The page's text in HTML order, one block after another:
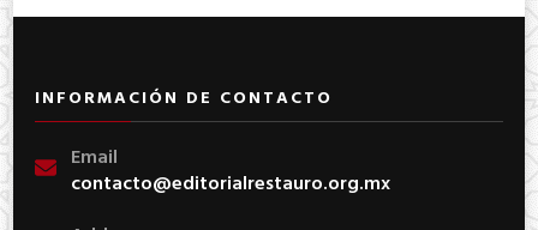
INFORMACIÓN DE CONTACTO
Email
contacto@editorialrestauro.org.mx